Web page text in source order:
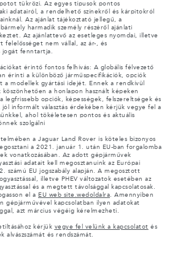
tükrözi. Az egyes típusok pontos
adatairól, a rendelhető színekről és kárpitokról
Az ajánlat tájékoztató jellegű, a
harmadik személy részéről ajánlati
Az ajánlattevő az esetleges nyomdai, illetve
felelősséget nem vállal, az ár-, és
jogát fenntartja.
érintő fontos felhívás: A globális félvezető
érinti a különböző járműspecifikációk, opciók
a modellek gyártási idejét. Ennek a rendkívül
a honlapon használt képeken
legfrissebb opciók, képességek, felszereltségek és
informált választás érdekében kérjük vegye fel a
ahol tökéletesen pontos és aktuális
szolgálni
a Jaguar Land Rover is köteles bizonyos
a 2021. január 1. után EU-ban forgalomba
vonatkozásában. Az adott gépjárművek
adatait kell megosztanuink az Európai
számú EU jogszabály alapján. A megosztott
illetve PHEV változatok esetében az
és a megtett távolsággal kapcsolatosak.
el a EU web site.wedoldalra. Amennyiben
gépjárművével kapcsolatban ilyen adatokat
azt március végéig kérelmezheti.
kérjük vegye fel velünk a kapcsolatot és
alvászszámát és rendszámát.